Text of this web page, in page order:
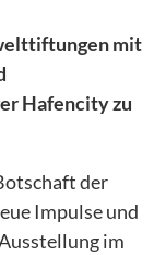
mit
Hafencity zu
der
Impulse und
im